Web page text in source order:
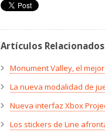
Artículos
Monument Valley, el
La nueva modalidad de
Nueva interfaz Xbox
Los stickers de Line